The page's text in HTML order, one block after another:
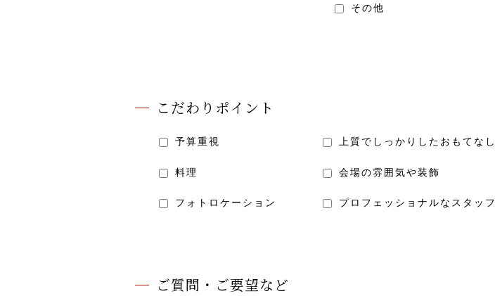
その他
こだわりポイント
予算重視 上質でしっかりしたおもてなし
料理 会場の雰囲気や装飾
フォトロケーション プロフェッショナルなスタッフ
ご質問・ご要望など